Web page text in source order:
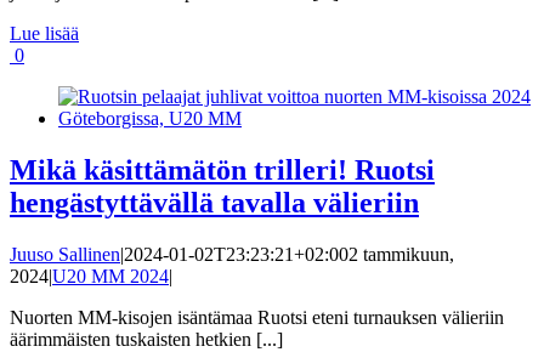
Lue lisää
0
Mikä käsittämätön trilleri! Ruotsi
hengästyttävällä tavalla välieriin
Juuso Sallinen|2024-01-02T23:23:21+02:002 tammikuun,
2024|U20 MM 2024|
Nuorten MM-kisojen isäntämaa Ruotsi eteni turnauksen välieriin
äärimmäisten tuskaisten hetkien [...]